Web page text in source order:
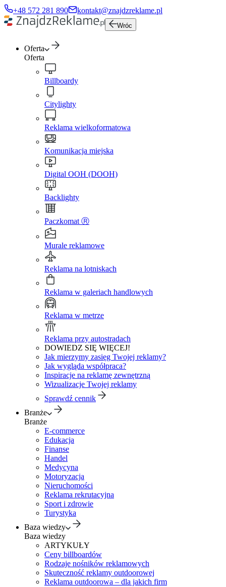
+48 572 281 890 kontakt@znajdzreklame.pl
Wróc
Oferta
Oferta
Billboardy
Citylighty
Reklama wielkoformatowa
Komunikacja miejska
Digital OOH (DOOH)
Backlighty
Paczkomat Ⓡ
Murale reklamowe
Reklama na lotniskach
Reklama w galeriach handlowych
Reklama w metrze
Reklama przy autostradach
DOWIEDZ SIĘ WIĘCEJ!
Jak mierzymy zasięg Twojej reklamy?
Jak wygląda współpraca?
Inspiracje na reklamę zewnętrzną
Wizualizacje Twojej reklamy
Sprawdź cennik
Branże
Branże
E-commerce
Edukacja
Finanse
Handel
Medycyna
Motoryzacja
Nieruchomości
Reklama rekrutacyjna
Sport i zdrowie
Turystyka
Baza wiedzy
Baza wiedzy
ARTYKUŁY
Ceny billboardów
Rodzaje nośników reklamowych
Skuteczność reklamy outdoorowej
Reklama outdoorowa – dla jakich firm